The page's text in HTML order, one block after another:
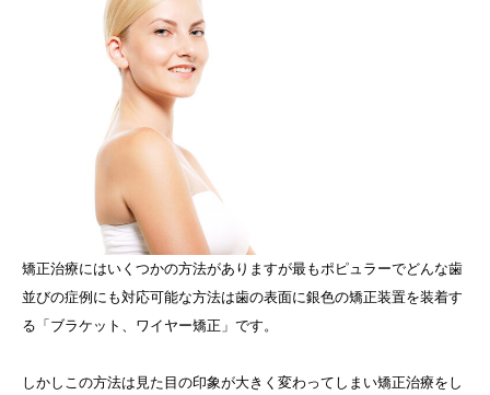
矯正治療にはいくつかの方法がありますが最もポピュラーでどんな歯
並びの症例にも対応可能な方法は歯の表面に銀色の矯正装置を装着す
る「ブラケット、ワイヤー矯正」です。
しかしこの方法は見た目の印象が大きく変わってしまい矯正治療をし